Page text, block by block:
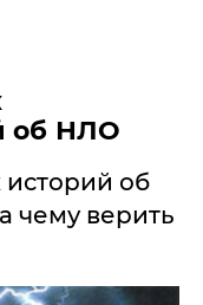
об НЛО
об
чему верить